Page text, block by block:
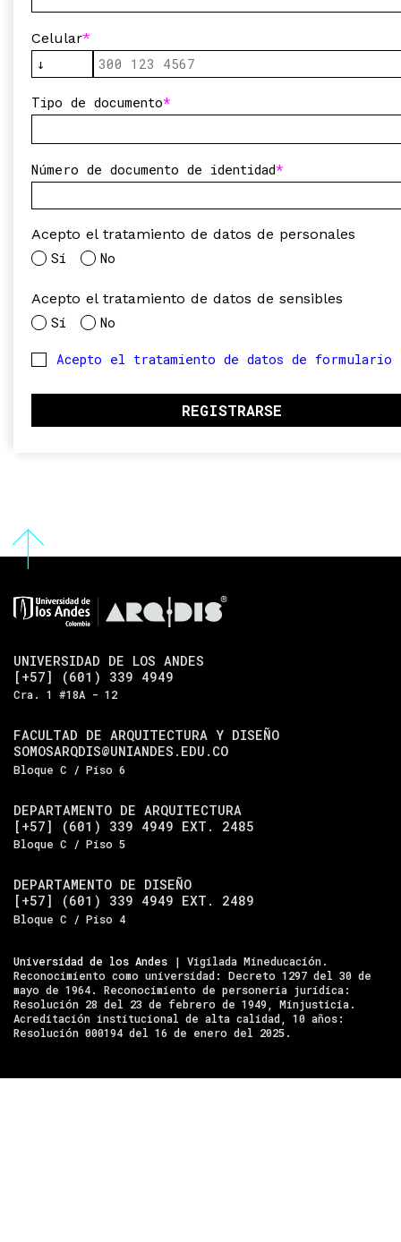
Celular
Tipo de documento
Número de documento de identidad
Acepto el tratamiento de datos de personales
Sí
No
Acepto el tratamiento de datos de sensibles
Sí
No
Acepto el tratamiento de datos de formulario
UNIVERSIDAD DE LOS ANDES
[+57] (601) 339 4949
Cra. 1 #18A - 12
FACULTAD DE ARQUITECTURA Y DISEÑO
SOMOSARQDIS@UNIANDES.EDU.CO
Bloque C / Piso 6
DEPARTAMENTO DE ARQUITECTURA
[+57] (601) 339 4949 EXT. 2485
Bloque C / Piso 5
DEPARTAMENTO DE DISEÑO
[+57] (601) 339 4949 EXT. 2489
Bloque C / Piso 4
Universidad de los Andes | Vigilada Mineducación.
Reconocimiento como universidad: Decreto 1297 del 30 de
mayo de 1964. Reconocimiento de personería jurídica:
Resolución 28 del 23 de febrero de 1949, Minjusticia.
Acreditación institucional de alta calidad, 10 años:
Resolución 000194 del 16 de enero del 2025.